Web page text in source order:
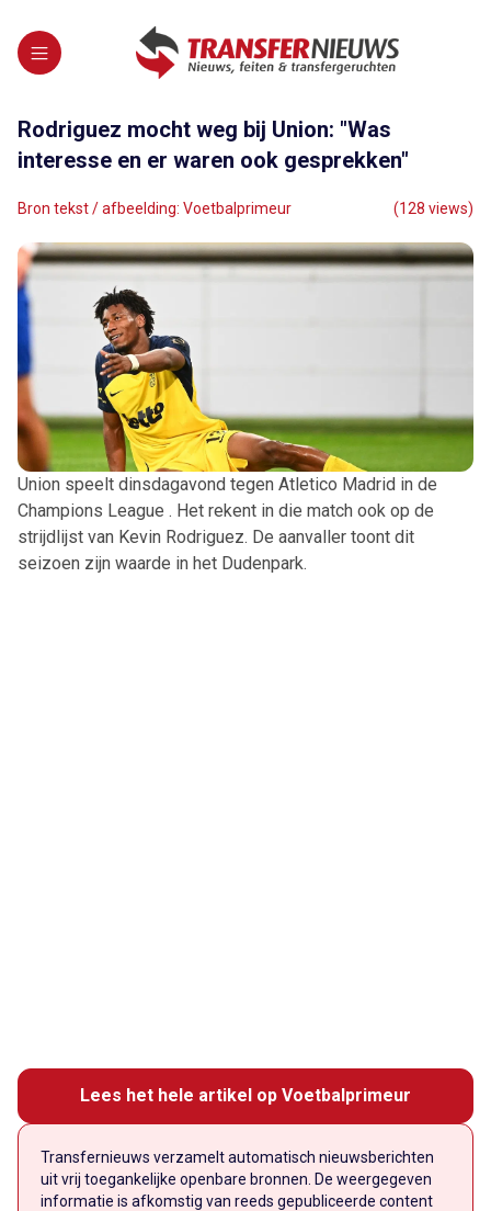
Rodriguez mocht weg bij Union: "Was
interesse en er waren ook gesprekken"
Bron tekst / afbeelding: Voetbalprimeur (128 views)
Union speelt dinsdagavond tegen Atletico Madrid in de
Champions League . Het rekent in die match ook op de
strijdlijst van Kevin Rodriguez. De aanvaller toont dit
seizoen zijn waarde in het Dudenpark.
Lees het hele artikel op Voetbalprimeur
Transfernieuws verzamelt automatisch nieuwsberichten
uit vrij toegankelijke openbare bronnen. De weergegeven
informatie is afkomstig van reeds gepubliceerde content